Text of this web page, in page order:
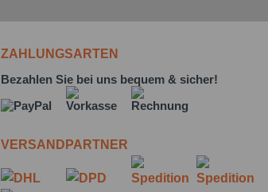
ZAHLUNGSARTEN
Bezahlen Sie bei uns bequem & sicher!
VERSANDPARTNER